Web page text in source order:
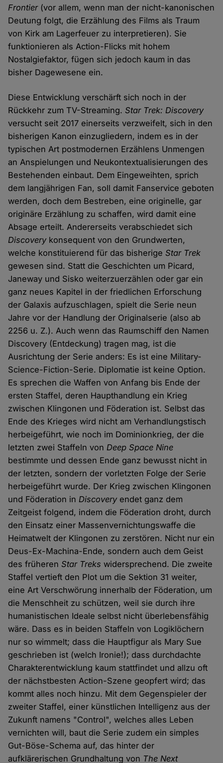
Frontier(vor allem, wenn man der nicht-kanonischen
Deutung folgt, die Erzählung des Films als Traum
von Kirk am Lagerfeuer zu interpretieren). Sie
funktionieren als Action-Flicks mit hohem
Nostalgiefaktor, fügen sich jedoch kaum in das
bisher Dagewesene ein.
Diese Entwicklung verschärft sich noch in der
Rückkehr zum TV-Streaming.Star Trek: Discovery
versucht seit 2017 einerseits verzweifelt, sich in den
bisherigen Kanon einzugliedern, indem es in der
typischen Art postmodernen Erzählens Unmengen
an Anspielungen und Neukontextualisierungen des
Bestehenden einbaut. Dem Eingeweihten, sprich
dem langjährigen Fan, soll damit Fanservice geboten
werden, doch dem Bestreben, eine originelle, gar
originäre Erzählung zu schaffen, wird damit eine
Absage erteilt. Andererseits verabschiedet sich
Discoverykonsequent von den Grundwerten,
welche konstituierend für das bisherigeStar Trek
gewesen sind. Statt die Geschichten um Picard,
Janeway und Sisko weiterzuerzählen oder gar ein
ganz neues Kapitel in der friedlichen Erforschung
der Galaxis aufzuschlagen, spielt die Serie neun
Jahre vor der Handlung der Originalserie (also ab
2256 u. Z.). Auch wenn das Raumschiff den Namen
Discovery (Entdeckung) tragen mag, ist die
Ausrichtung der Serie anders: Es ist eine Military-
Science-Fiction-Serie. Diplomatie ist keine Option.
Es sprechen die Waffen von Anfang bis Ende der
ersten Staffel, deren Haupthandlung ein Krieg
zwischen Klingonen und Föderation ist. Selbst das
Ende des Krieges wird nicht am Verhandlungstisch
herbeigeführt, wie noch im Dominionkrieg, der die
letzten zwei Staffeln von Deep Space Nine
bestimmte und dessen Ende ganz bewusst nicht in
der letzten, sondern der vorletzten Folge der Serie
herbeigeführt wurde. Der Krieg zwischen Klingonen
und Föderation in Discoveryendet ganz dem
Zeitgeist folgend, indem die Föderation droht, durch
den Einsatz einer Massenvernichtungswaffe die
Heimatwelt der Klingonen zu zerstören. Nicht nur ein
Deus-Ex-Machina-Ende, sondern auch dem Geist
des früherenStar Treks widersprechend. Die zweite
Staffel vertieft den Plot um die Sektion 31 weiter,
eine Art Verschwörung innerhalb der Föderation, um
die Menschheit zu schützen, weil sie durch ihre
humanistischen Ideale selbst nicht überlebensfähig
wäre. Dass es in beiden Staffeln von Logiklöchern
nur so wimmelt; dass die Hauptfigur als Mary Sue
geschrieben ist (welch Ironie!); dass durchdachte
Charakterentwicklung kaum stattfindet und allzu oft
der nächstbesten Action-Szene geopfert wird; das
kommt alles noch hinzu. Mit dem Gegenspieler der
zweiter Staffel, einer künstlichen Intelligenz aus der
Zukunft namens "Control", welches alles Leben
vernichten will, baut die Serie zudem ein simples
Gut-Böse-Schema auf, das hinter der
aufklärerischen Grundhaltung von The Next